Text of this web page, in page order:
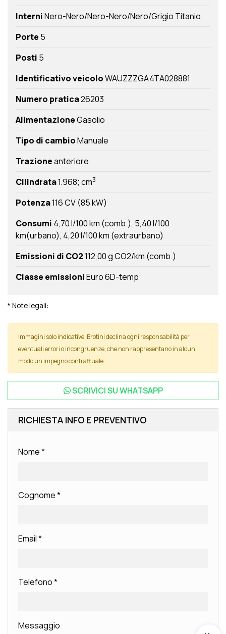
InterniNero-Nero/Nero-Nero/Nero/Grigio Titanio
Porte 5
Posti 5
Identificativo veicoloWAUZZZGA4TA028881
Numero pratica26203
AlimentazioneGasolio
Tipo di cambioManuale
Trazioneanteriore
Cilindrata1.968; cm3
Potenza116 CV (85 kW)
Consumi 4,70 l/100 km (comb.) 5,40 l/100
km(urbano) 4,20 l/100 km (extraurbano)
Emissioni di CO2112,00 g CO2/km (comb.)
Classe emissioniEuro 6D-temp
* Note legali:
Immagini solo indicative. Brotini declina ogni responsabilità per
eventuali errori o incongruenze, che non rappresentano in alcun
modo un impegno contrattuale.
SCRIVICI SUWHATSAPP
RICHIESTA INFO E PREVENTIVO
Nome*
Cognome*
Email*
Telefono*
Messaggio